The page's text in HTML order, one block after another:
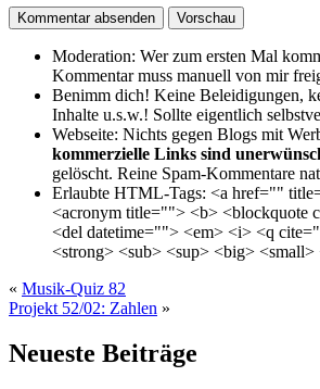
Moderation: Wer zum ersten Mal
Kommentar muss manuell von mir
Benimm dich! Keine Beleidigungen,
Inhalte u.s.w.! Sollte eigentlich
Webseite: Nichts gegen Blogs mit
kommerzielle Links sind
gelöscht. Reine Spam-Kommentare
Erlaubte HTML-Tags: <a href=""
<acronym title=""> <b> <blockquote
<del datetime=""> <em> <i> <q
<strong> <sub> <sup> <big> <small>
« Musik-Quiz 82
Projekt 52/02: Zahlen »
Neueste Beiträge